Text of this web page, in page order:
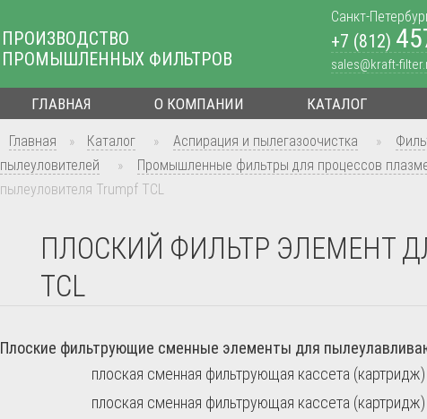
ПРОИЗВОДСТВО
ПРОМЫШЛЕННЫХ ФИЛЬТРОВ
Санкт-
+7 (812)
sales@kraft-
ГЛАВНАЯ О КОМПАНИИ КАТАЛОГ
Главная » Каталог » Аспирация и пылегазоочистка »
пылеуловителей
» Промышленные фильтры для процессов
пылеуловителя Trumpf TCL
ПЛОСКИЙ ФИЛЬТР ЭЛЕМЕНТ
TCL
Плоские фильтрующие сменные элементы для
плоская сменная фильтрующая кассета
плоская сменная фильтрующая кассета